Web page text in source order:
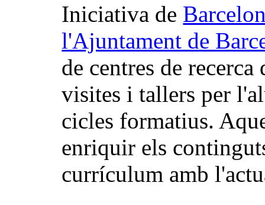
Iniciativa de
l'Ajuntament de
de centres de
visites i tallers per
cicles formatius.
enriquir els
currículum amb